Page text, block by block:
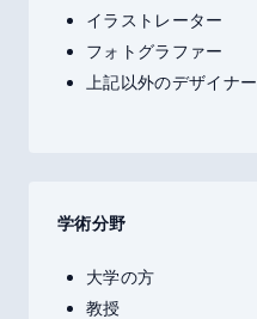
イラストレーター
フォトグラファー
上記以外のデザイナー
学術分野
大学の方
教授